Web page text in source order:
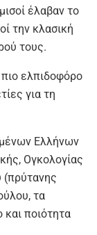
έλαβαν το
την κλασική
τους.
ελπιδοφόρο
για τη
Ελλήνων
Ογκολογίας
(πρύτανης
τα
ποιότητα